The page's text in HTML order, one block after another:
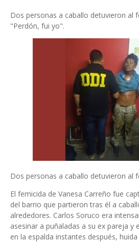
Dos personas a caballo detuvieron al
"Perdón, fui yo".
Dos personas a caballo detuvieron al
El femicida de Vanesa Carreño fue
del barrio que partieron tras él a
alrededores. Carlos Soruco era
asesinar a puñaladas a su ex pareja y
en la espalda instantes después,